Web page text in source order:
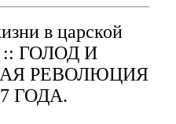
в царской
:: ГОЛОД И
РЕВОЛЮЦИЯ
ГОДА.